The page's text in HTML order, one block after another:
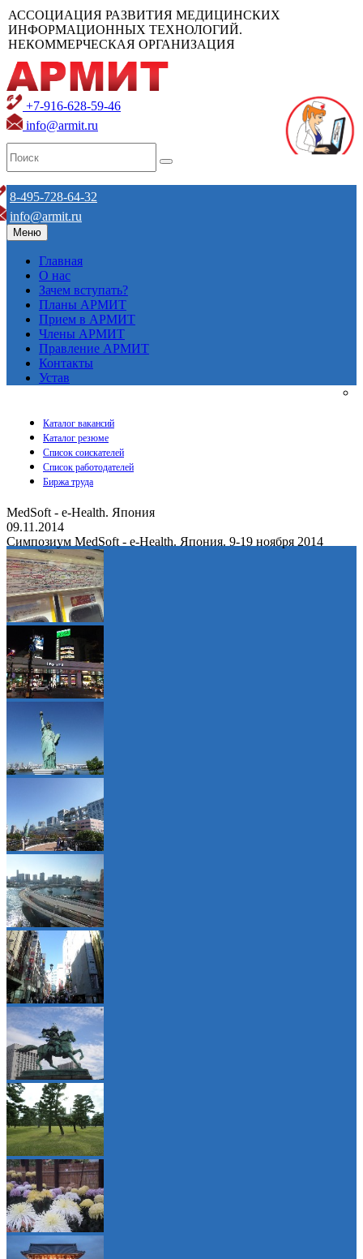
АССОЦИАЦИЯ РАЗВИТИЯ МЕДИЦИНСКИХ
ИНФОРМАЦИОННЫХ ТЕХНОЛОГИЙ.
НЕКОММЕРЧЕСКАЯ ОРГАНИЗАЦИЯ
+7-916-628-59-46
info@armit.ru
8-495-728-64-32
info@armit.ru
Меню
Главная
О нас
Зачем вступать?
Планы АРМИТ
Прием в АРМИТ
Члены АРМИТ
Правление АРМИТ
Контакты
Устав
Каталог вакансий
Каталог резюме
Список соискателей
Список работодателей
Биржа труда
MedSoft - e-Health. Япония
09.11.2014
Симпозиум MedSoft - e-Health. Япония. 9-19 ноября 2014